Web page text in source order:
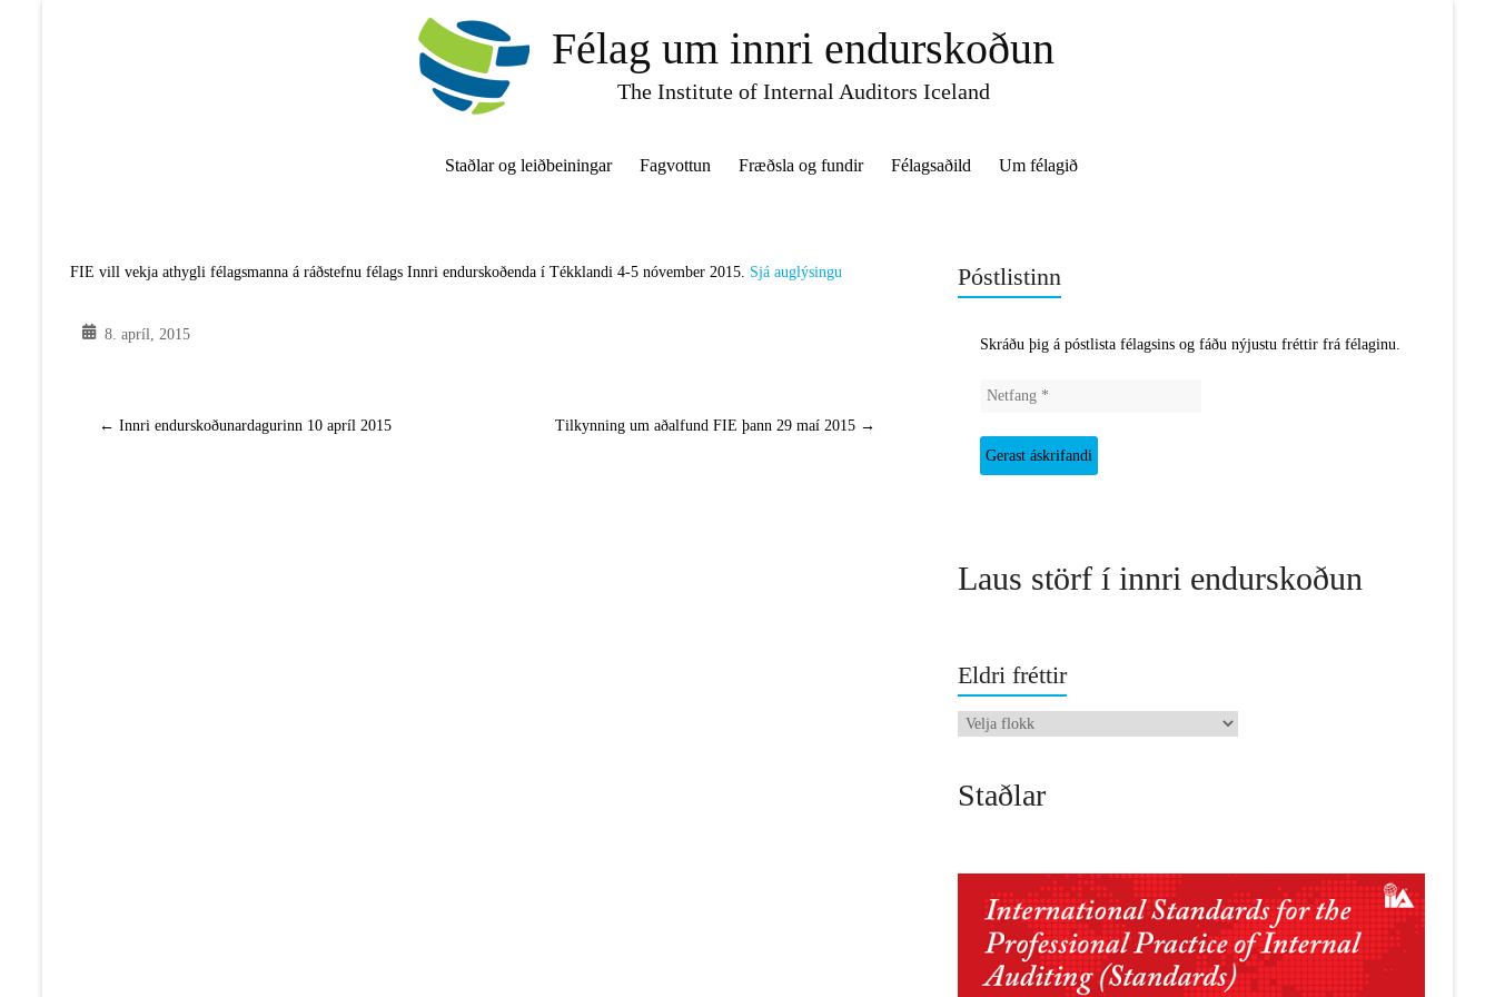
Félag um innri endurskoðun
The Institute of Internal Auditors Iceland
Staðlar og leiðbeiningar Fagvottun Fræðsla og fundir Félagsaðild Um félagið
FIE vill vekja athygli félagsmanna á ráðstefnu félags Innri endurskoðenda í Tékklandi 4-5 nóvember 2015. Sjá auglýsingu
8. apríl, 2015
← Innri endurskoðunardagurinn 10 apríl 2015 Tilkynning um aðalfund FIE þann 29 maí 2015 →
Póstlistinn
Skráðu þig á póstlista félagsins og fáðu nýjustu fréttir frá félaginu.
Laus störf í innri endurskoðun
Eldri fréttir
Eldri
Staðlar